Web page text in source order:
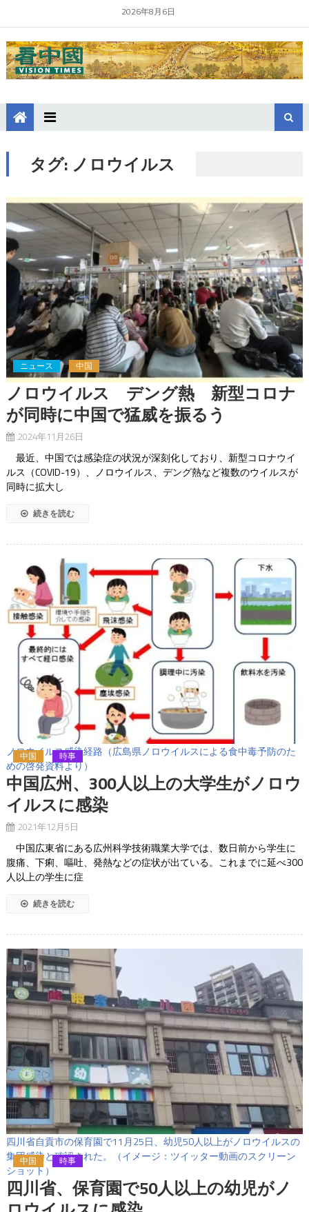
2026年8月6日
タグ: ノロウイルス
ニュース 中国
ノロウイルス デング熱 新型コロナ
が同時に中国で猛威を振るう
2024年11月26日
最近、中国では感染症の状況が深刻化しており、新型コロナウイ
ルス（COVID-19）、ノロウイルス、デング熱など複数のウイルスが
同時に拡大し
続きを読む
ノロウイルス感染経路（広島県ノロウイルスによる食中毒予防のた
めの啓発資料より）
中国 時事
中国広州、300人以上の大学生がノロウ
イルスに感染
2021年12月5日
中国広東省にある広州科学技術職業大学では、数日前から学生に
腹痛、下痢、嘔吐、発熱などの症状が出ている。これまでに延べ300
人以上の学生に症
続きを読む
四川省自貢市の保育園で11月25日、幼児50人以上がノロウイルスの
集団感染と確認された。（イメージ：ツイッター動画のスクリーン
ショット）
中国 時事
四川省、保育園で50人以上の幼児がノ